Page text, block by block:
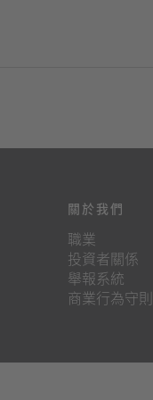
關於我們
職業
投資者關係
舉報系統
商業行為守則